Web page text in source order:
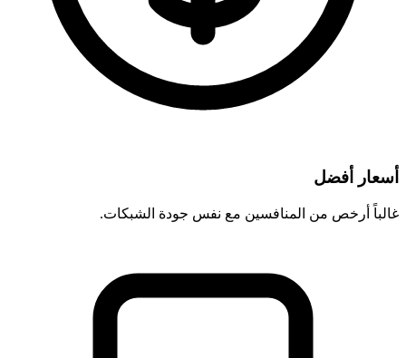
أسعار أفضل
غالباً أرخص من المنافسين مع نفس جودة الشبكات.